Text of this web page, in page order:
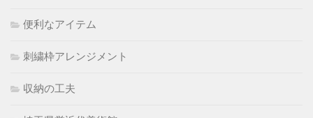
便利なアイテム
刺繍枠アレンジメント
収納の工夫